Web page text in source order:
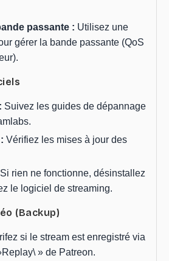
passante : Utilisez une
gérer la bande passante (QoS
Suivez les guides de dépannage
Vérifiez les mises à jour des
Si rien ne fonctionne, désinstallez
le logiciel de streaming.
(Backup)
si le stream est enregistré via
» de Patreon.